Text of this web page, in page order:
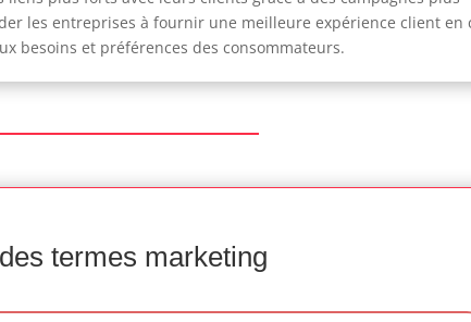
les entreprises à fournir une meilleure expérience client en
besoins et préférences des consommateurs.
termes marketing